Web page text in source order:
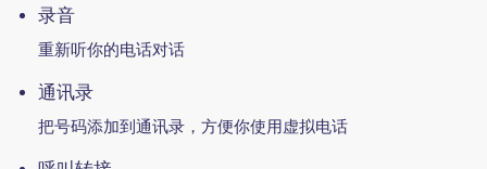
录音
重新听你的电话对话
通讯录
把号码添加到通讯录，方便你使用虚拟电话